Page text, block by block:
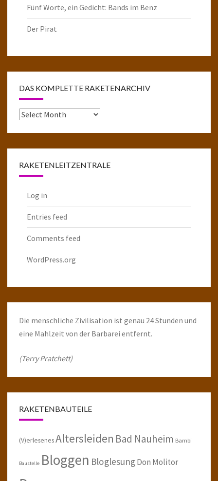
Fünf Worte, ein Gedicht: Bands im Benz
Der Pirat
DAS KOMPLETTE RAKETENARCHIV
Das
RAKETENLEITZENTRALE
Log in
Entries feed
Comments feed
WordPress.org
Die menschliche Zivilisation ist genau 24 Stunden und
eine Mahlzeit von der Barbarei entfernt.
(Terry Pratchett)
RAKETENBAUTEILE
(V)erlesenesAltersleiden Bad Nauheim Bambi
Baustelle Bloggen BloglesungDon Molitor